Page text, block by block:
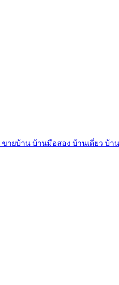
ยบ้าน บ้านมือสอง บ้านเดี่ยว บ้า